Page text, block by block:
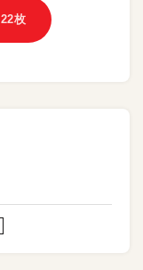
22枚